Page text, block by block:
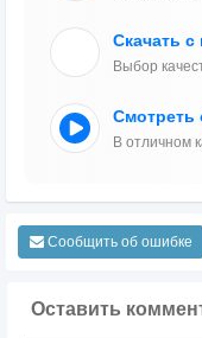
Скачать с
Выбор
Смотреть
В отличном
Сообщить об ошибке
Оставить